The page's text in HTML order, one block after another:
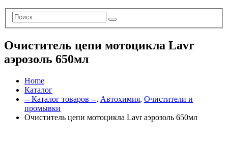
Очиститель цепи мотоцикла Lavr
аэрозоль 650мл
Home
Каталог
-- Каталог товаров --, Автохимия, Очистители и
промывки
Очиститель цепи мотоцикла Lavr аэрозоль 650мл